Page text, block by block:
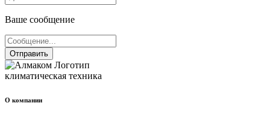
Ваше сообщение
Отправить
климатическая техника
О компании